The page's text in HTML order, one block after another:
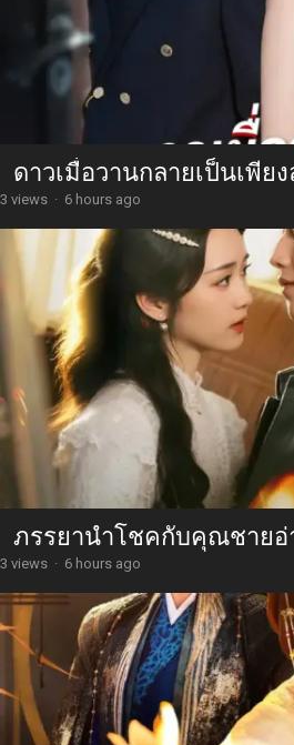
ดาวเมื่อวานกลายเป็นเพีย
3 views · 6 hours ago
ภรรยานำโชคกับคุณชายอ่
3 views · 6 hours ago